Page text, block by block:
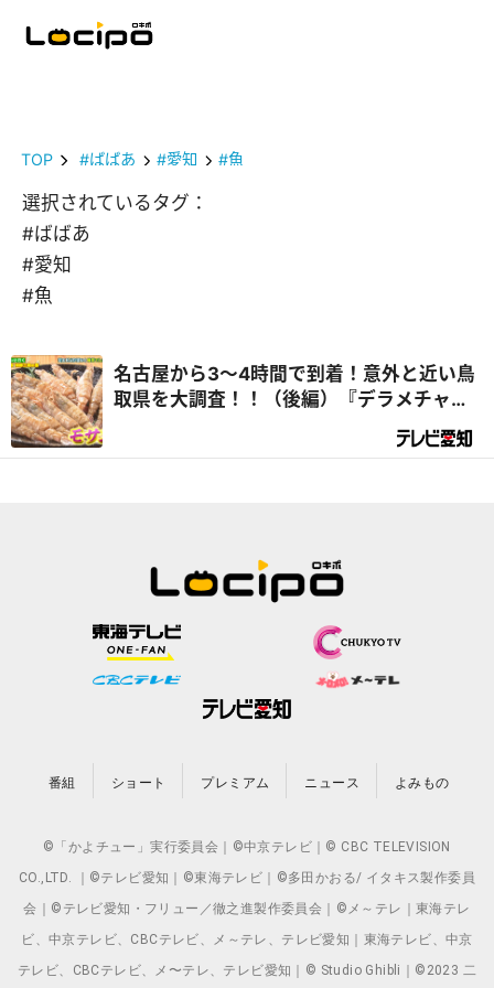
TOP #ばばあ #愛知 #魚
選択されているタグ：
#ばばあ
#愛知
#魚
名古屋から3～4時間で到着！意外と近い鳥
取県を大調査！！（後編）『デラメチャ気
番組 ショート プレミアム ニュース よみもの
©「かよチュー」実行委員会｜©中京テレビ｜© CBC TELEVISION
CO.,LTD. ｜©テレビ愛知｜©東海テレビ｜©多田かおる/ イタキス製作委員
会｜©テレビ愛知・フリュー／徹之進製作委員会｜©メ～テレ｜東海テレ
ビ、中京テレビ、CBCテレビ、メ～テレ、テレビ愛知｜東海テレビ、中京
テレビ、CBCテレビ、メ〜テレ、テレビ愛知｜© Studio Ghibli｜©2023 二